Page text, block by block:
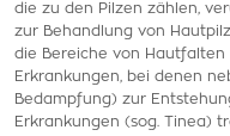
die zu den Pilzen zählen,
zur Behandlung von
die Bereiche von Hautfalten
Erkrankungen, bei denen
Bedampfung) zur
Erkrankungen (sog. Tinea)